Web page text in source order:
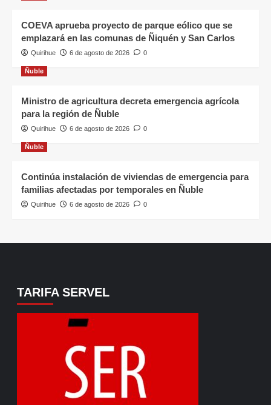
COEVA aprueba proyecto de parque eólico que se
emplazará en las comunas de Ñiquén y San Carlos
Quirihue 6 de agosto de 2026 0
Ñuble
Ministro de agricultura decreta emergencia agrícola
para la región de Ñuble
Quirihue 6 de agosto de 2026 0
Ñuble
Continúa instalación de viviendas de emergencia para
familias afectadas por temporales en Ñuble
Quirihue 6 de agosto de 2026 0
TARIFA SERVEL